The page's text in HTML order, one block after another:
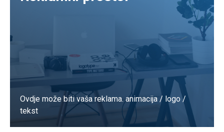
Ovdje može biti vaša reklama. animacija / logo /
tekst